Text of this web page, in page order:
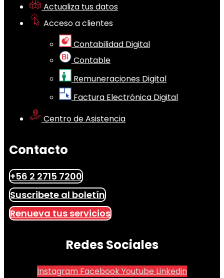
Actualiza tus datos
Acceso a clientes
Contabilidad Digital
Contable
Remuneraciones Digital
Factura Electrónica Digital
Centro de Asistencia
Contacto
+56 2 2715 7200
Suscribete al boletín
Renueva tus servicios
Redes Sociales
Instagram FacebookYoutube Linkedin